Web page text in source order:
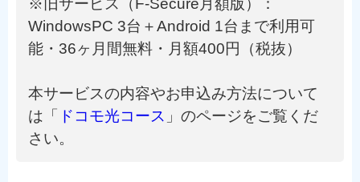
※旧サービス（F-Secure月額版）：
WindowsPC 3台＋Android 1台まで利用可
能・36ヶ月間無料・月額400円（税抜）
本サービスの内容やお申込み方法について
は「
ドコモ光コース 」のページをご覧くだ
さい。